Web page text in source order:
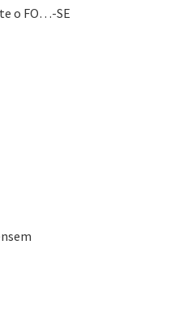
o FO…-SE